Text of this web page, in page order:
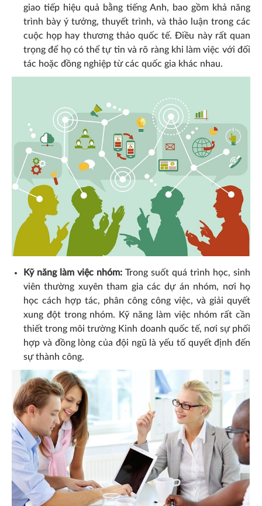
giao tiếp hiệu quả bằng tiếng Anh, bao gồm khả năng
trình bày ý tưởng, thuyết trình, và thảo luận trong các
cuộc họp hay thương thảo quốc tế. Điều này rất quan
trọng để họ có thể tự tin và rõ ràng khi làm việc với đối
tác hoặc đồng nghiệp từ các quốc gia khác nhau.
Kỹ năng làm việc nhóm: Trong suốt quá trình học, sinh
viên thường xuyên tham gia các dự án nhóm, nơi họ
học cách hợp tác, phân công công việc, và giải quyết
xung đột trong nhóm. Kỹ năng làm việc nhóm rất cần
thiết trong môi trường Kinh doanh quốc tế, nơi sự phối
hợp và đồng lòng của đội ngũ là yếu tố quyết định đến
sự thành công.